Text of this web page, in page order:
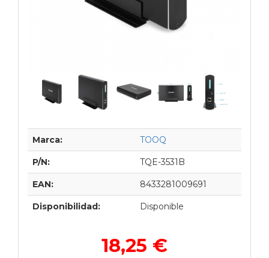
Marca: TOOQ
P/N: TQE-3531B
EAN: 8433281009691
Disponibilidad: Disponible
18,25 €